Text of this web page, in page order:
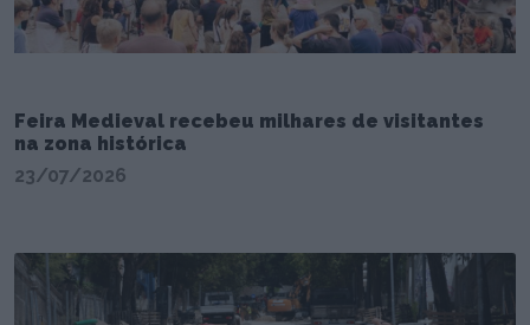
Feira Medieval recebeu milhares de visitantes
na zona histórica
23/07/2026